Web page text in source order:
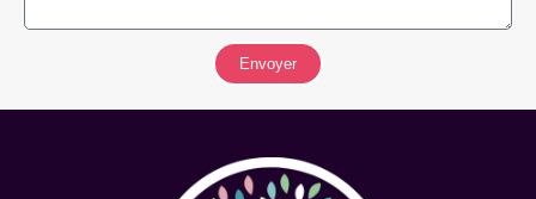
Envoyer